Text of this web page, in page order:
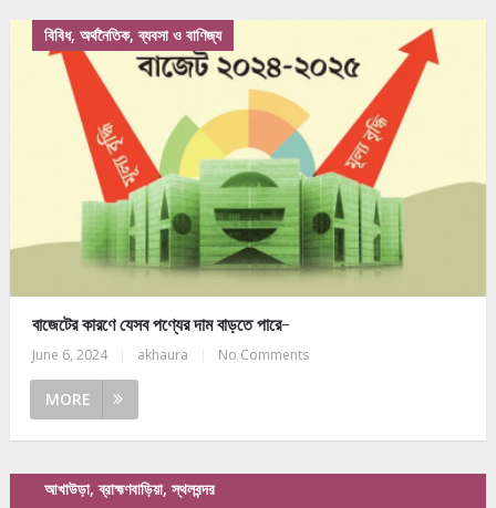
বিবিধ, অর্থনৈতিক, ব্যবসা ও বাণিজ্য
বাজেটের কারণে যেসব পণ্যের দাম বাড়তে পারে-
June 6, 2024 akhaura No Comments
MORE
আখাউড়া, ব্রাহ্মণবাড়িয়া, স্থলবন্দর